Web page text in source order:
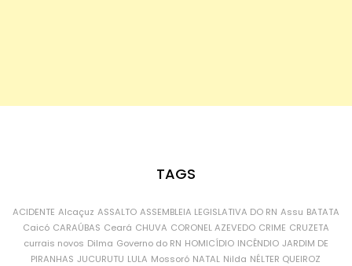
TAGS
ACIDENTE Alcaçuz ASSALTO ASSEMBLEIA LEGISLATIVA DO RN Assu BATATA
Caicó CARAÚBAS Ceará CHUVA CORONEL AZEVEDO CRIME CRUZETA
currais novos Dilma Governo do RN HOMICÍDIO INCÊNDIO JARDIM DE
PIRANHAS JUCURUTU LULA Mossoró NATAL Nilda NÉLTER QUEIROZ